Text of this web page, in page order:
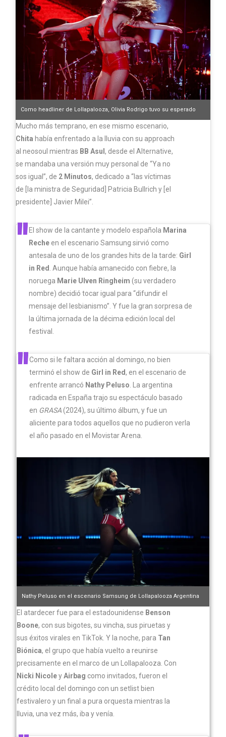
Como headliner de Lollapalooza, Olivia Rodrigo tuvo su esperado
debut en Sudamérica. (Foto: Ignacio Arnedo)
Mucho más temprano, en ese mismo escenario,
Chita había enfrentado a la lluvia con su approach
al neosoul mientras BB Asul , desde el Alternative,
se mandaba una versión muy personal de “Ya no
sos igual”, de 2 Minutos, dedicado a “las víctimas
de [la ministra de Seguridad] Patricia Bullrich y [el
presidente] Javier Milei”.
El show de la cantante y modelo española Marina
Reche en el escenario Samsung sirvió como
antesala de uno de los grandes hits de la tarde: Girl
in Red . Aunque había amanecido con fiebre, la
noruega Marie Ulven Ringheim (su verdadero
nombre) decidió tocar igual para “difundir el
mensaje del lesbianismo”. Y fue la gran sorpresa de
la última jornada de la décima edición local del
festival.
Como si le faltara acción al domingo, no bien
terminó el show de Girl in Red, en el escenario de
enfrente arrancó Nathy Peluso . La argentina
radicada en España trajo su espectáculo basado
en GRASA(2024), su último álbum, y fue un
aliciente para todos aquellos que no pudieron verla
el año pasado en el Movistar Arena.
Nathy Peluso en el escenario Samsung de Lollapalooza Argentina
2025. (Foto: Adán Jones)
El atardecer fue para el estadounidense Benson
Boone, con sus bigotes, su vincha, sus piruetas y
sus éxitos virales en TikTok. Y la noche, para Tan
Biónica, el grupo que había vuelto a reunirse
precisamente en el marco de un Lollapalooza. Con
Nicki NicoleyAirbag como invitados, fueron el
crédito local del domingo con un setlist bien
festivalero y un final a pura orquesta mientras la
lluvia, una vez más, iba y venía.